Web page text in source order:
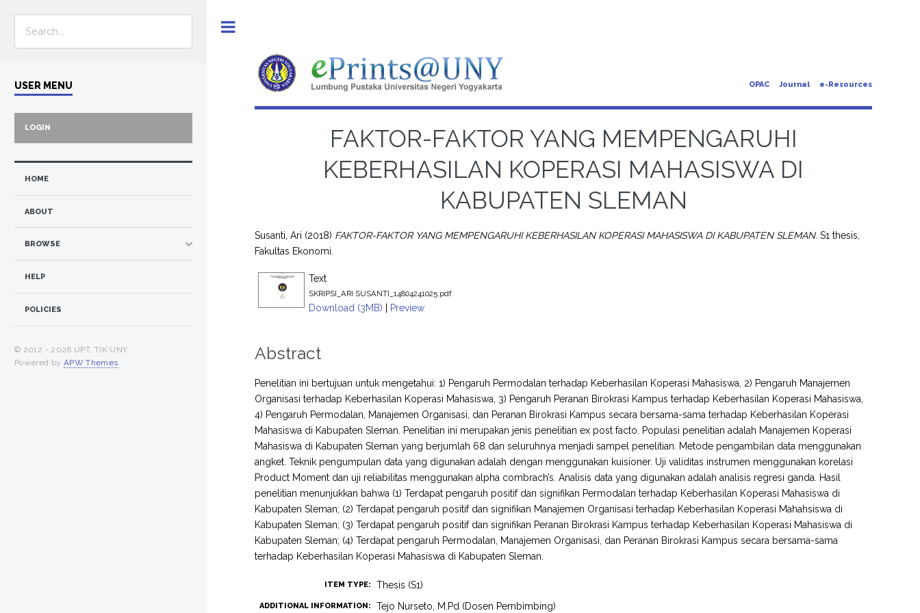
OPAC Journal e-Resources
FAKTOR-FAKTOR YANG MEMPENGARUHI
KEBERHASILAN KOPERASI MAHASISWA DI
KABUPATEN SLEMAN
Susanti, Ari (2018) FAKTOR-FAKTOR YANG MEMPENGARUHI KEBERHASILAN KOPERASI MAHASISWA DI KABUPATEN SLEMAN. S1 thesis,
Fakultas Ekonomi.
Text
SKRIPSI_ARI SUSANTI_14804241025.pdf
Download (3MB) | Preview
Abstract
Penelitian ini bertujuan untuk mengetahui: 1) Pengaruh Permodalan terhadap Keberhasilan Koperasi Mahasiswa, 2) Pengaruh Manajemen
Organisasi terhadap Keberhasilan Koperasi Mahasiswa, 3) Pengaruh Peranan Birokrasi Kampus terhadap Keberhasilan Koperasi Mahasiswa,
4) Pengaruh Permodalan, Manajemen Organisasi, dan Peranan Birokrasi Kampus secara bersama-sama terhadap Keberhasilan Koperasi
Mahasiswa di Kabupaten Sleman. Penelitian ini merupakan jenis penelitian ex post facto. Populasi penelitian adalah Manajemen Koperasi
Mahasiswa di Kabupaten Sleman yang berjumlah 68 dan seluruhnya menjadi sampel penelitian. Metode pengambilan data menggunakan
angket. Teknik pengumpulan data yang digunakan adalah dengan menggunakan kuisioner. Uji validitas instrumen menggunakan korelasi
Product Moment dan uji reliabilitas menggunakan alpha combrach’s. Analisis data yang digunakan adalah analisis regresi ganda. Hasil
penelitian menunjukkan bahwa (1) Terdapat pengaruh positif dan signifikan Permodalan terhadap Keberhasilan Koperasi Mahasiswa di
Kabupaten Sleman; (2) Terdapat pengaruh positif dan signifikan Manajemen Organisasi terhadap Keberhasilan Koperasi Mahahsiswa di
Kabupaten Sleman; (3) Terdapat pengaruh positif dan signifikan Peranan Birokrasi Kampus terhadap Keberhasilan Koperasi Mahasiswa di
Kabupaten Sleman; (4) Terdapat pengaruh Permodalan, Manajemen Organisasi, dan Peranan Birokrasi Kampus secara bersama-sama
terhadap Keberhasilan Koperasi Mahasiswa di Kabupaten Sleman.
ITEM TYPE: Thesis (S1)
ADDITIONAL INFORMATION: Tejo Nurseto, M.Pd (Dosen Pembimbing)
USER MENU
LOGIN
HOME
ABOUT
BROWSE
HELP
POLICIES
© 2012 - 2026 UPT. TIK UNY
Powered by APW Themes